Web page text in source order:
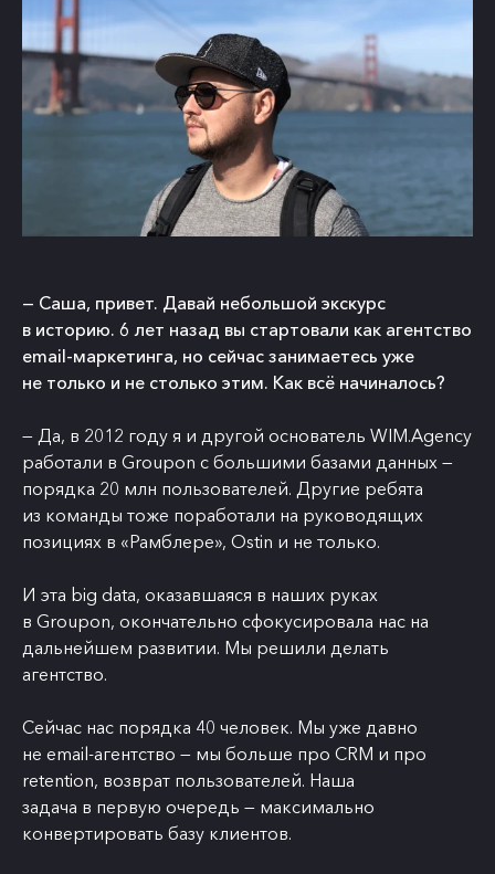
— Саша, привет. Давай небольшой экскурс
в историю. 6 лет назад вы стартовали как агентство
email-маркетинга, но сейчас занимаетесь уже
не только и не столько этим. Как всё начиналось?
— Да, в 2012 году я и другой основатель WIM.Agency
работали в Groupon с большими базами данных —
порядка 20 млн пользователей. Другие ребята
из команды тоже поработали на руководящих
позициях в «Рамблере», Ostin и не только.
И эта big data, оказавшаяся в наших руках
в Groupon, окончательно сфокусировала нас на
дальнейшем развитии. Мы решили делать
агентство.
Сейчас нас порядка 40 человек. Мы уже давно
не email-агентство — мы больше про CRM и про
retention, возврат пользователей. Наша
задача в первую очередь — максимально
конвертировать базу клиентов.